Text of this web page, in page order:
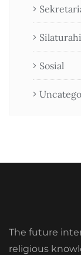
Sosial
The future
religious